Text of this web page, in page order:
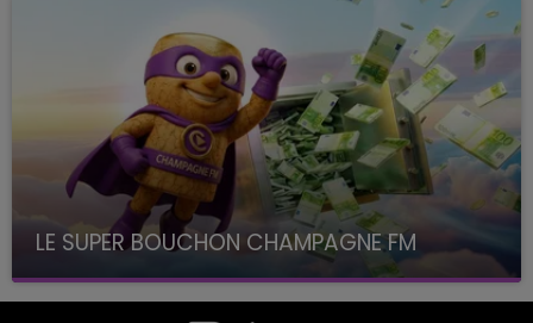
LE SUPER BOUCHON CHAMPAGNE FM
avec La Famille Champagne FM, à 8H10